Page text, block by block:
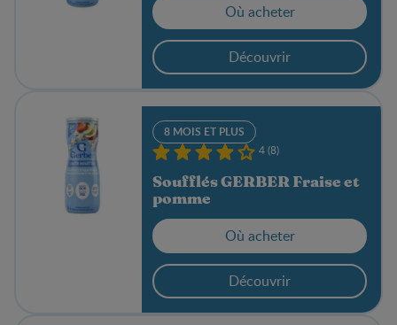
Où acheter
Découvrir
8 MOIS ET PLUS
4 (8)
Soufflés GERBER Fraise et
pomme
Où acheter
Découvrir